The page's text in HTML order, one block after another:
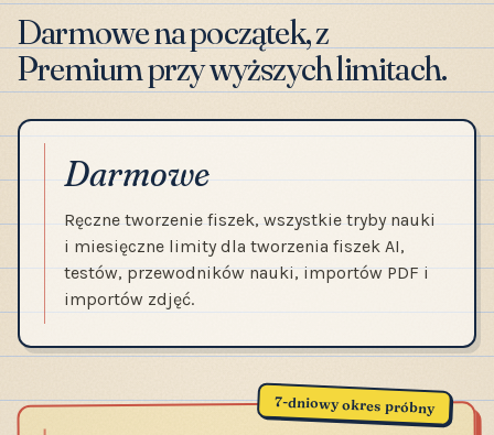
Darmowe na początek, z
Premium przy wyższych limitach.
Darmowe
Ręczne tworzenie fiszek, wszystkie tryby nauki
i miesięczne limity dla tworzenia fiszek AI,
testów, przewodników nauki, importów PDF i
importów zdjęć.
7-dniowy okres próbny